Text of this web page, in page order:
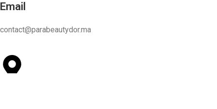
Email
contact@parabeautydor.ma